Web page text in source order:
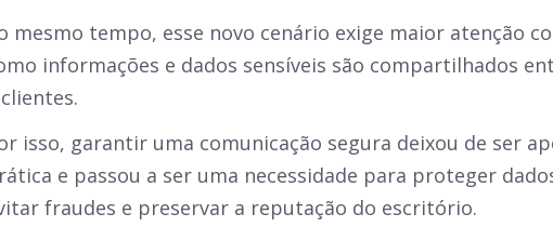
mesmo tempo, esse novo cenário exige maior atenção
informações e dados sensíveis são compartilhados
isso, garantir uma comunicação segura deixou de ser
e passou a ser uma necessidade para proteger
fraudes e preservar a reputação do escritório.